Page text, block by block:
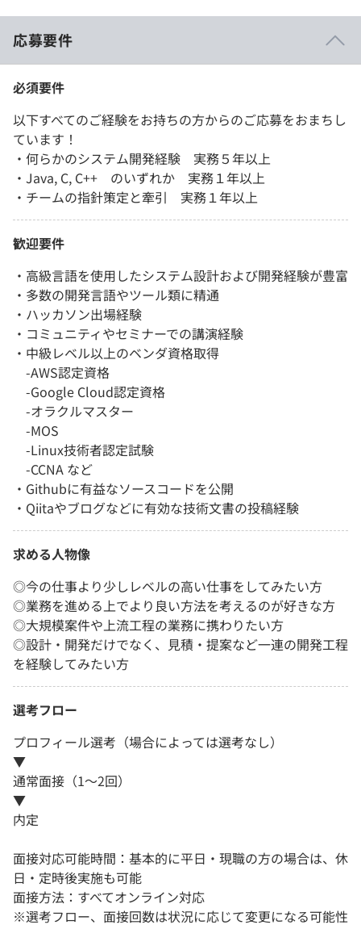
応募要件
必須要件
以下すべてのご経験をお持ちの方からのご応募をおまちし
ています！
・何らかのシステム開発経験 実務５年以上
・Java, C, C++ のいずれか 実務１年以上
・チームの指針策定と牽引 実務１年以上
歓迎要件
・高級言語を使用したシステム設計および開発経験が豊富
・多数の開発言語やツール類に精通
・ハッカソン出場経験
・コミュニティやセミナーでの講演経験
・中級レベル以上のベンダ資格取得
-AWS認定資格
-Google Cloud認定資格
-オラクルマスター
-MOS
-Linux技術者認定試験
-CCNA など
・Githubに有益なソースコードを公開
・Qiitaやブログなどに有効な技術文書の投稿経験
求める人物像
◎今の仕事より少しレベルの高い仕事をしてみたい方
◎業務を進める上でより良い方法を考えるのが好きな方
◎大規模案件や上流工程の業務に携わりたい方
◎設計・開発だけでなく、見積・提案など一連の開発工程
を経験してみたい方
選考フロー
プロフィール選考（場合によっては選考なし）
▼
通常面接（1～2回）
▼
内定
面接対応可能時間：基本的に平日・現職の方の場合は、休
日・定時後実施も可能
面接方法：すべてオンライン対応
※選考フロー、面接回数は状況に応じて変更になる可能性